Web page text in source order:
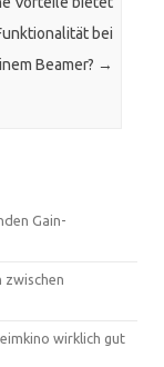
bei
Beamer? →
Gain-
zwischen
wirklich gut